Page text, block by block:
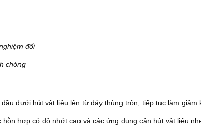
đối
chóng
dưới hút vật liệu lên từ đáy thùng trộn, tiếp tục làm
hợp có độ nhớt cao và các ứng dụng cần hút vật liệu